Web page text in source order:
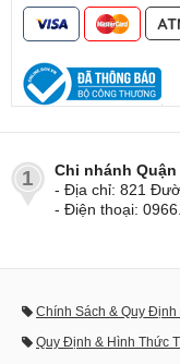
1
Chi nhánh Quận
- Địa chỉ: 821
- Điện thoại:
Chính Sách & Quy Định
Quy Định & Hình Thức